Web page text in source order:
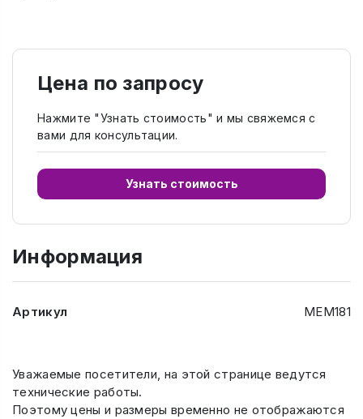
Цена по запросу
Нажмите "Узнать стоимость" и мы свяжемся с
вами для консультации.
Узнать стоимость
Информация
Артикул МЕМ181
Уважаемые посетители, на этой странице ведутся
технические работы.
Поэтому цены и размеры временно не отображаются